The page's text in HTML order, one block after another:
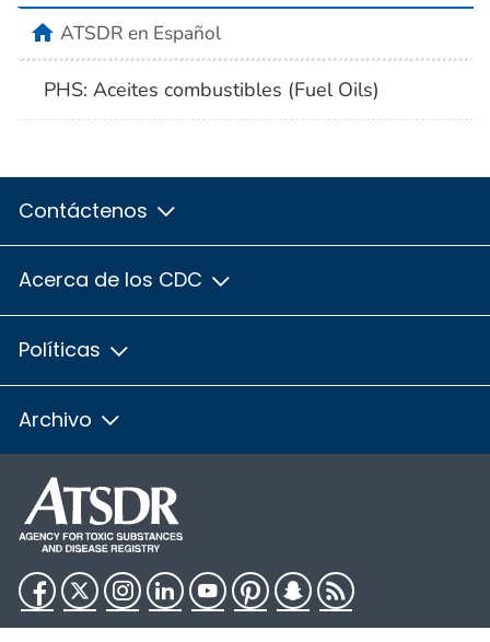
homeATSDR en Español
PHS: Aceites combustibles (Fuel Oils)
Contáctenos
Acerca de los CDC
Políticas
Archivo